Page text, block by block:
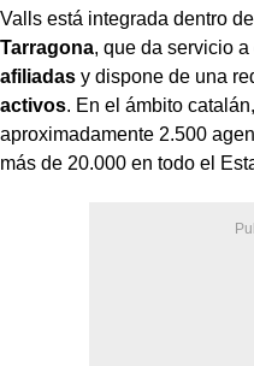
Valls está integrada dentro de
Tarragona, que da servicio
afiliadas y dispone de una
activos. En el ámbito
aproximadamente 2.500
más de 20.000 en todo el